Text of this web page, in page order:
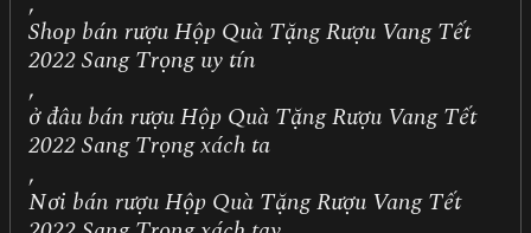
Shop bán rượu Hộp Quà Tặng Rượu Vang Tết
2022 Sang Trọng uy tín
,
ở đâu bán rượu Hộp Quà Tặng Rượu Vang Tết
2022 Sang Trọng xách ta
,
Nơi bán rượu Hộp Quà Tặng Rượu Vang Tết